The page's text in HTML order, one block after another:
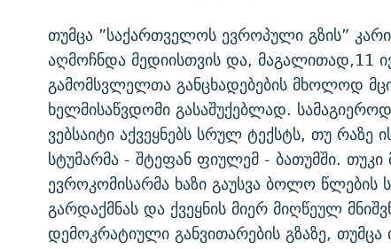
თუმცა ”საქართველოს ევროპული გზის”
აღმოჩნდა მედიისთვის და, მაგალითად,11
გამომსვლელთა განცხადებების მხოლოდ
ხელმისაწვდომი გასაშუქებლად.
ვებსაიტი აქვეყნებს სრულ ტექსტს, თუ რაზე
სტუმარმა - შტეფან ფიულემ - ბათუმში.
ევროკომისარმა ხაზი გაუსვა ბოლო
გარდაქმნას და ქვეყნის მიერ მიღწეულ
დემოკრატიული განვითარების გზაზე,